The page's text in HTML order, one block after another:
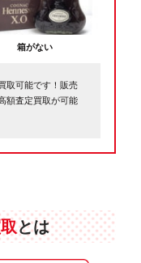
箱がない
取可能です！販売
額査定買取が可能
とは